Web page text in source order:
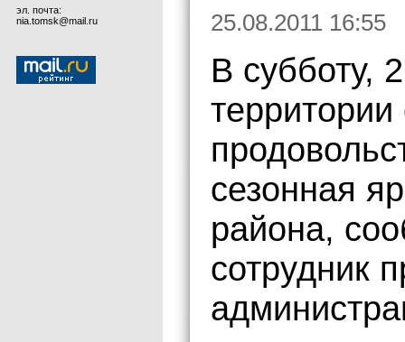
эл. почта:
nia.tomsk@mail.ru
25.08.2011 16:55
В субботу,
территории
сезонная
района,
сотрудник